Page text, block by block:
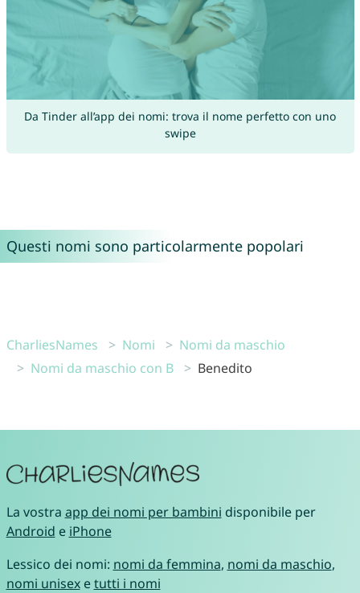
Da Tinder all’app dei nomi: trova il nome perfetto con uno
swipe
Questi nomi sono particolarmente popolari
CharliesNames Nomi
Nomi da maschio
Nomi da maschio con B
Benedito
La vostra app dei nomi per bambini disponibile per
Android e iPhone
Lessico dei nomi: nomi da femmina, nomi da maschio,
nomi unisexetutti i nomi